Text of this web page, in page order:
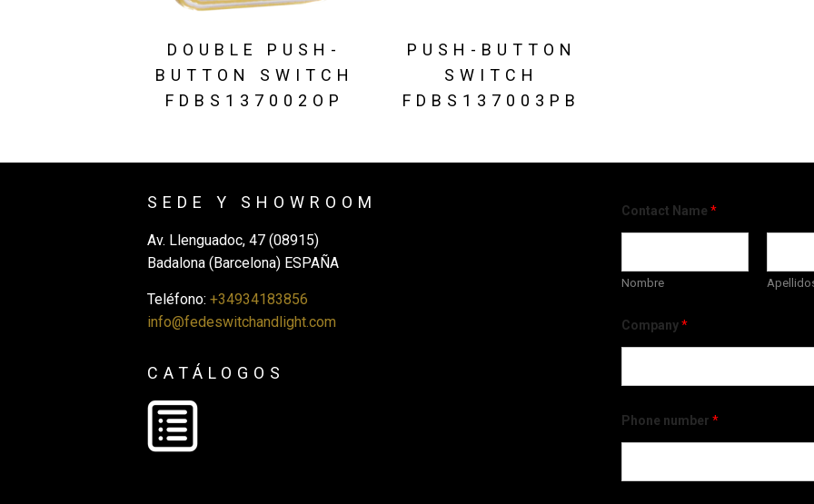
DOUBLE PUSH-
BUTTON SWITCH
FDBS137002OP
PUSH-BUTTON
SWITCH
FDBS137003PB
SEDE Y SHOWROOM
Av. Llenguadoc, 47 (08915)
Badalona (Barcelona) ESPAÑA
Teléfono: +34934183856
info@fedeswitchandlight.com
CATÁLOGOS
Contact Name *
Nombre
Company*
Phone number *